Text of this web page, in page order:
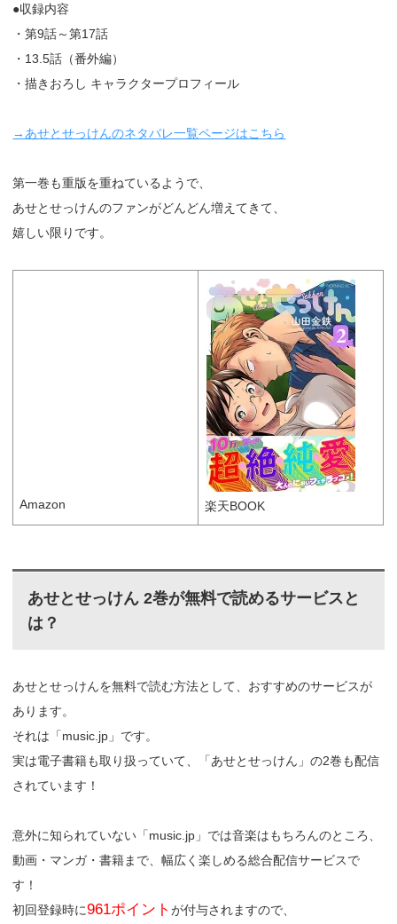
●収録内容
・第9話～第17話
・13.5話（番外編）
・描きおろし キャラクタープロフィール
→あせとせっけんのネタバレ一覧ページはこちら
第一巻も重版を重ねているようで、
あせとせっけんのファンがどんどん増えてきて、
嬉しい限りです。
Amazon 楽天BOOK
あせとせっけん 2巻が無料で読めるサービスと
は？
あせとせっけんを無料で読む方法として、おすすめのサービスが
あります。
それは「music.jp」です。
実は電子書籍も取り扱っていて、「あせとせっけん」の2巻も配信
されています！
意外に知られていない「music.jp」では音楽はもちろんのところ、
動画・マンガ・書籍まで、幅広く楽しめる総合配信サービスで
す！
初回登録時に961ポイントが付与されますので、